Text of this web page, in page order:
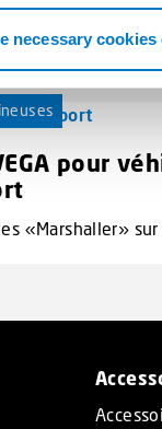
necessary cookies
associés
pour
«Marshaller»